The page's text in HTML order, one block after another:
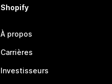
Shopify
À propos
Carrières
Investisseurs